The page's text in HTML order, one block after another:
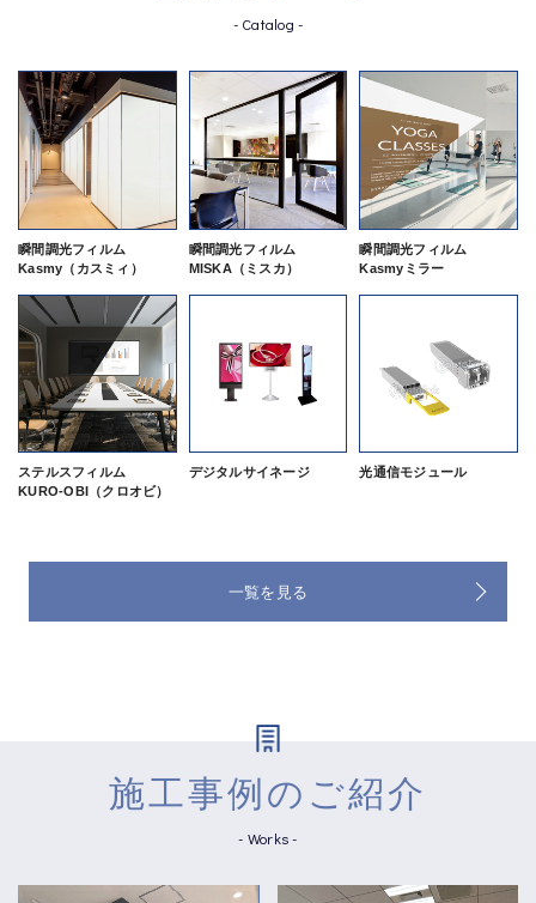
- Catalog -
瞬間調光フィルム
Kasmy（カスミィ）
瞬間調光フィルム
MISKA（ミスカ）
瞬間調光フィルム
Kasmyミラー
ステルスフィルム
KURO-OBI（クロオビ）
デジタルサイネージ 光通信モジュール
一覧を見る
施工事例のご紹介
- Works -